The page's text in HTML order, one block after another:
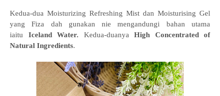
Kedua-dua Moisturizing Refreshing Mist dan Moisturising Gel
yang Fiza dah gunakan nie mengandungi bahan utama
iaitu Iceland Water. Kedua-duanya High Concentrated of
Natural Ingredients.